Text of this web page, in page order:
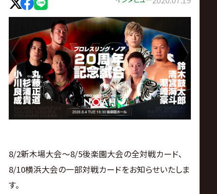
レ
ス
リ
ン
グ・
ノ
ア
8/2新木場大会〜8/5後楽園大会の全対戦カード、
8/10横浜大会の一部対戦カードをお知らせいたしま
す。